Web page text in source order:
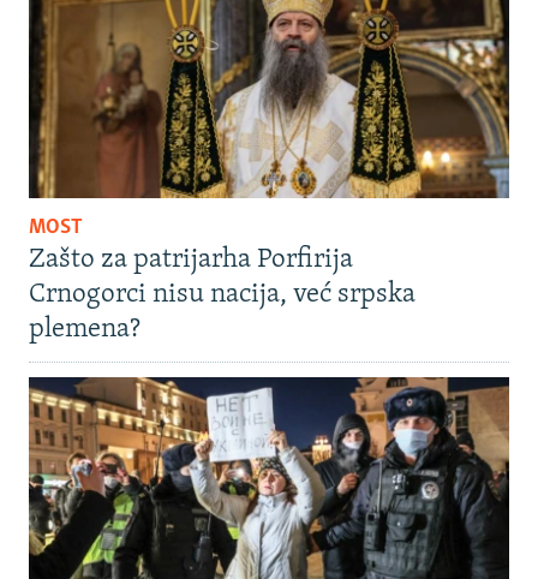
MOST
Zašto za patrijarha Porfirija
Crnogorci nisu nacija, već srpska
plemena?